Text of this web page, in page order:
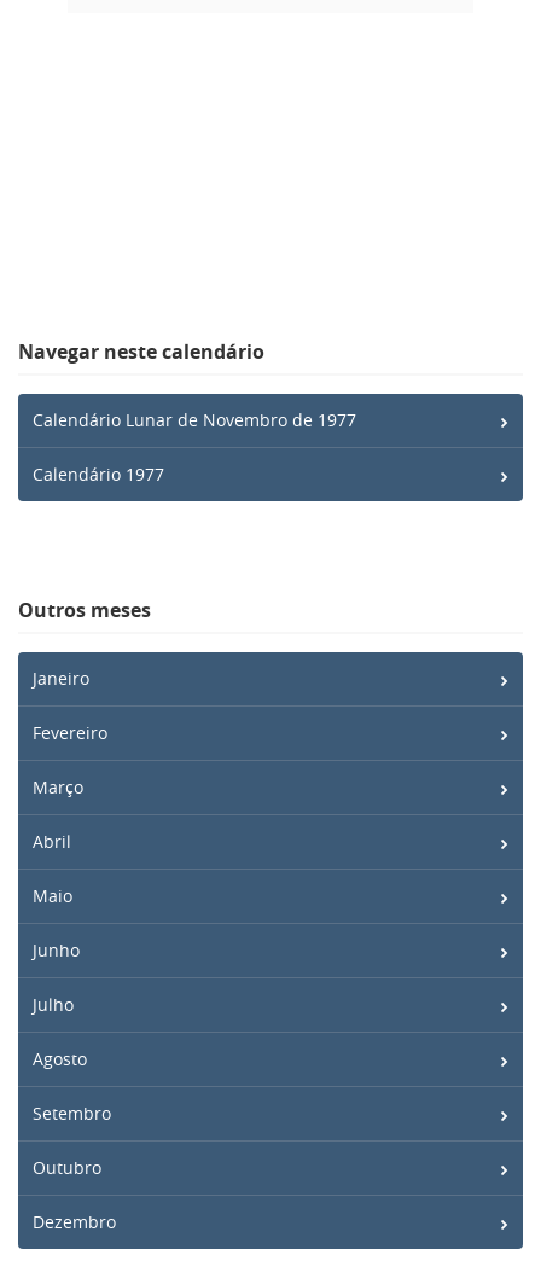
Navegar neste calendário
Calendário Lunar de Novembro de 1977
Calendário 1977
Outros meses
Janeiro
Fevereiro
Março
Abril
Maio
Junho
Julho
Agosto
Setembro
Outubro
Dezembro